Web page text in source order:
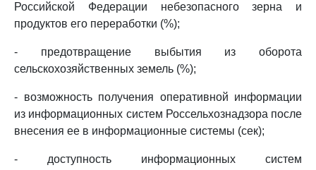
Российской Федерации небезопасного зерна и
продуктов его переработки (%);
- предотвращение выбытия из оборота
сельскохозяйственных земель (%);
- возможность получения оперативной информации
из информационных систем Россельхознадзора после
внесения ее в информационные системы (сек);
- доступность информационных систем